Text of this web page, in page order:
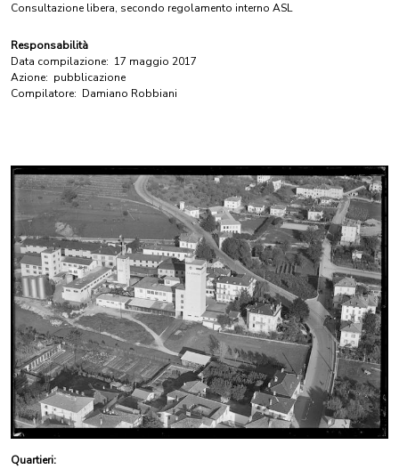
Consultazione libera, secondo regolamento interno ASL
Responsabilità
Data compilazione: 17 maggio 2017
Azione: pubblicazione
Compilatore: Damiano Robbiani
Quartieri: